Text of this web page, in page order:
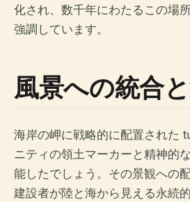
化され、数千年にわたるこの場
強調しています。
風景への統合
海岸の岬に戦略的に配置された
ニティの領土マーカーと精神的
能したでしょう。その景観への
建設者が陸と海から見える永続